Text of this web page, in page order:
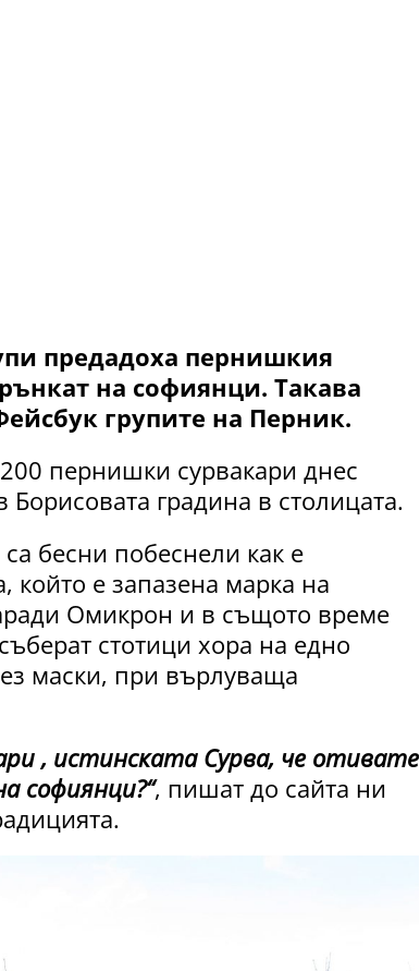
предадоха пернишкия
на софиянци. Такава
групите на Перник.
пернишки сурвакари днес
градина в столицата.
бесни побеснели как е
е запазена марка на
Омикрон и в същото време
стотици хора на едно
маски, при върлуваща
, истинската Сурва, че отивате
софиянци?“, пишат до сайта ни